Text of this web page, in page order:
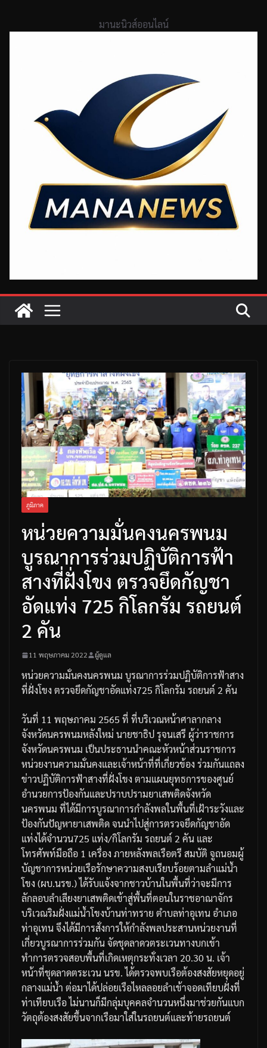
มานะนิวส์ออนไลน์
ภูมิภาค
หน่วยความมั่นคงนครพนม
บูรณาการร่วมปฏิบัติการฟ้า
สางที่ฝั่งโขง ตรวจยึดกัญชา
อัดแท่ง 725 กิโลกรัม รถยนต์
2 คัน
11 พฤษภาคม 2022 ผู้ดูแล
หน่วยความมั่นคงนครพนม บูรณาการร่วมปฏิบัติการฟ้าสาง
ที่ฝั่งโขง ตรวจยึดกัญชาอัดแท่ง725 กิโลกรัม รถยนต์ 2 คัน
วันที่ 11 พฤษภาคม 2565 ที่ ที่บริเวณหน้าศาลากลาง
จังหวัดนครพนมหลังใหม่ นายชาธิปรุจนเสรี ผู้ว่าราชการ
จังหวัดนครพนม เป็นประธานนำคณะหัวหน้าส่วนราชการ
หน่วยงานความมั่นคงและเจ้าหน้าที่ที่เกี่ยวข้อง ร่วมกันแถลง
ข่าวปฏิบัติการฟ้าสางที่ฝั่งโขง ตามแผนยุทธการของศูนย์
อำนวยการป้องกันและปราบปรามยาเสพติดจังหวัด
นครพนม ที่ได้มีการบูรณาการกำลังพลในพื้นที่เฝ้าระวังและ
ป้องกันปัญหายาเสพติดจนนำไปสู่การตรวจยึดกัญชาอัด
แท่งได้จำนวน725 แท่ง/กิโลกรัม รถยนต์ 2 คัน และ
โทรศัพท์มือถือ 1 เครื่อง ภายหลังพลเรือตรี สมบัติ จูถนอมผู้
บัญชาการหน่วยเรือรักษาความสงบเรียบร้อยตามลำแม่น้ำ
โขง (ผบ.นรข.)ได้รับแจ้งจากชาวบ้านในพื้นที่ว่าจะมีการ
ลักลอบลำเลียงยาเสพติดเข้าสู่พื้นที่ตอนในราชอาณาจักร
บริเวณริมฝั่งแม่น้ำโขงบ้านท่าทราย ตำบลท่าอุเทนอำเภอ
ท่าอุเทนจึงได้มีการสั่งการให้กำลังพลประสานหน่วยงานที่
เกี่ยวบูรณาการร่วมกันจัดชุดลาดวตระเวนทางบกเข้า
ทำการตรวจสอบพื้นที่เกิดเหตุกระทั่งเวลา 20.30น. เจ้า
หน้าที่ชุดลาดตระเวนนรข.ได้ตรวจพบเรือต้องสงสัยหยุดอยู่
กลางแม่น้ำ ต่อมาได้ปล่อยเรือไหลลอยลำเข้าจอดเทียบฝั่งที่
ท่าเทียบเรือไม่นานก็มีกลุ่มบุคคลจำนวนหนึ่งมาช่วยกันแบก
วัตถุต้องสงสัยขึ้นจากเรือมาใส่ในรถยนต์และท้ายรถยนต์